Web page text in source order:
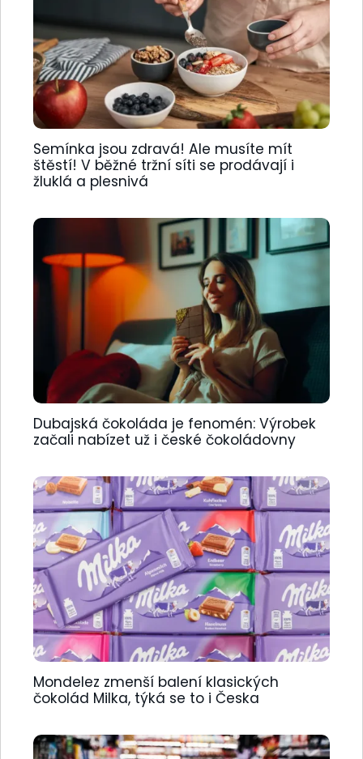
Semínka jsou zdravá! Ale musíte mít
štěstí! V běžné tržní síti se prodávají i
žluklá a plesnivá
Dubajská čokoláda je fenomén: Výrobek
začali nabízet už i české čokoládovny
Mondelez zmenší balení klasických
čokolád Milka, týká se to i Česka